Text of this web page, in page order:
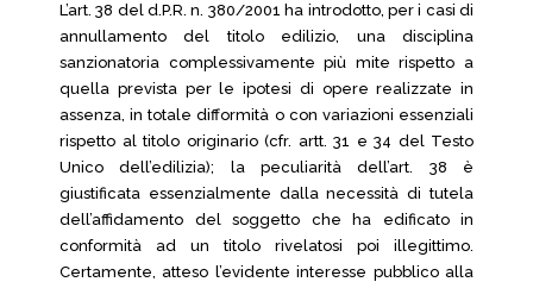
L’art. 38 del d.P.R. n. 380/2001 ha introdotto, per i casi di
annullamento del titolo edilizio, una disciplina
sanzionatoria complessivamente più mite rispetto a
quella prevista per le ipotesi di opere realizzate in
assenza, in totale difformità o con variazioni essenziali
rispetto al titolo originario (cfr. artt. 31 e 34 del Testo
Unico dell’edilizia); la peculiarità dell’art. 38 è
giustificata essenzialmente dalla necessità di tutela
dell’affidamento del soggetto che ha edificato in
conformità ad un titolo rivelatosi poi illegittimo.
Certamente, atteso l’evidente interesse pubblico alla